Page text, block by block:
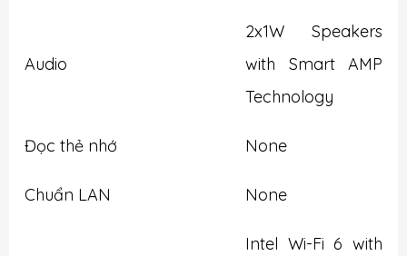
Audio
2x1W Speakers
with Smart AMP
Technology
Đọc thẻ nhớ None
Chuẩn LAN None
Intel Wi-Fi 6 with